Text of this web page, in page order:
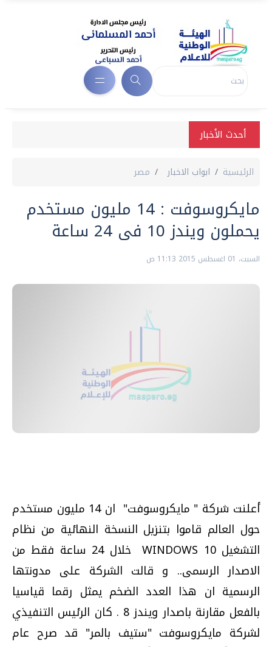
أحدث الأخبار
الرئيسية ابواب الاخبار مصر
مايكروسوفت : 14 مليون مستخدم
يحملون ويندز 10 فى 24 ساعة
السبت، 01 اغسطس 2015 11:13 ص
أعلنت شركة " مايكروسوفت" ان 14 مليون مستخدم
حول العالم قاموا بتنزيل النسخة النهائية من نظام
التشغيل WINDOWS 10 خلال 24 ساعة فقط من
الاصدار الرسمى.. و قالت الشركة على مدونتها
الرسمية ان هذا العدد الضخم يمثل رقما قياسيا
بالفعل مقارنة باصدار ويندز 8 . كان الرئيس التنفيذي
لشركة مايكروسوفت "ستيف بالمر" قد صرح عام